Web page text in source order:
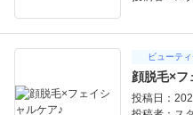
ビューティ
顔脱毛×フ
投稿日：